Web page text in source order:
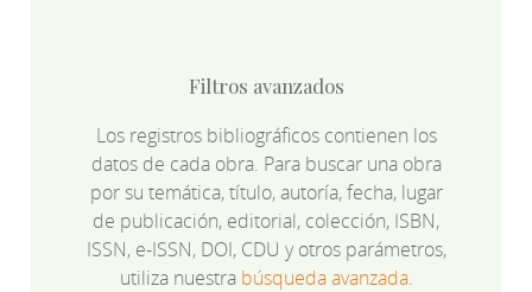
Filtros avanzados
Los registros bibliográficos contienen los
datos de cada obra. Para buscar una obra
por su temática, título, autoría, fecha, lugar
de publicación, editorial, colección, ISBN,
ISSN, e-ISSN, DOI, CDU y otros parámetros,
utiliza nuestra búsqueda avanzada.